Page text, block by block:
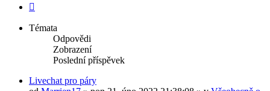
Témata
Odpovědi
Zobrazení
Poslední příspěvek
Livechat pro páry